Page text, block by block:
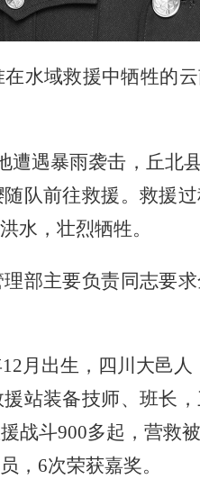
水域救援中牺牲的
遭遇暴雨袭击，丘北
队前往救援。救援
水，壮烈牺牲。
部主要负责同志要
12月出生，四川大邑
站装备技师、班长
战斗900多起，营救
，6次荣获嘉奖。